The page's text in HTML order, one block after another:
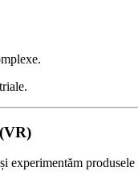
experimentăm produsele